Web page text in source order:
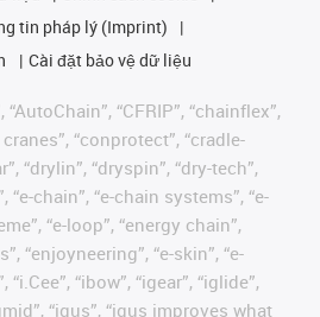
tin pháp lý (Imprint)
Cài đặt bảo vệ dữ liệu
“CFRIP”, “chainflex”,
“conprotect”, “cradle-
“drylin”, “dryspin”, “dry-tech”,
“e-chain”, “e-chain systems”, “e-
“e-loop”, “energy chain”,
“enjoyneering”, “e-skin”, “e-
“ibow”, “igear”, “iglide”,
“igus”, “igus improves what